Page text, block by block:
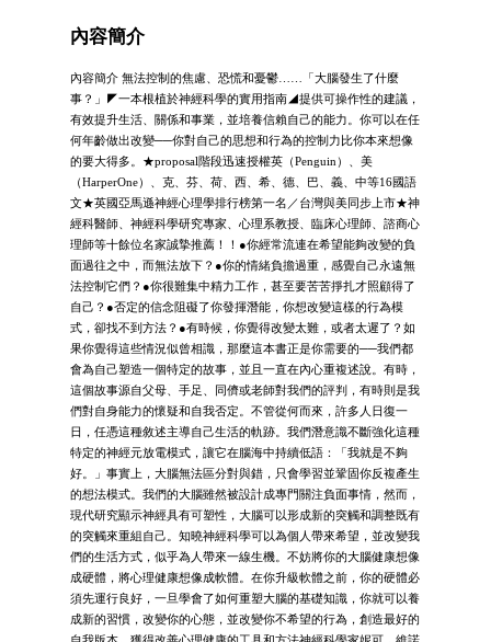
內容簡介
內容簡介 無法控制的焦慮、恐慌和憂鬱……「大腦發生了什麼
事？」◤一本根植於神經科學的實用指南◢提供可操作性的建議，
有效提升生活、關係和事業，並培養信賴自己的能力。你可以在任
何年齡做出改變──你對自己的思想和行為的控制力比你本來想像
的要大得多。★proposal階段迅速授權英（Penguin）、美
（HarperOne）、克、芬、荷、西、希、德、巴、義、中等16國語
文★英國亞馬遜神經心理學排行榜第一名／台灣與美同步上市★神
經科醫師、神經科學研究專家、心理系教授、臨床心理師、諮商心
理師等十餘位名家誠摯推薦！！●你經常流連在希望能夠改變的負
面過往之中，而無法放下？●你的情緒負擔過重，感覺自己永遠無
法控制它們？●你很難集中精力工作，甚至要苦苦掙扎才照顧得了
自己？●否定的信念阻礙了你發揮潛能，你想改變這樣的行為模
式，卻找不到方法？●有時候，你覺得改變太難，或者太遲了？如
果你覺得這些情況似曾相識，那麼這本書正是你需要的──我們都
會為自己塑造一個特定的故事，並且一直在內心重複述說。有時，
這個故事源自父母、手足、同儕或老師對我們的評判，有時則是我
們對自身能力的懷疑和自我否定。不管從何而來，許多人日復一
日，任憑這種敘述主導自己生活的軌跡。我們潛意識不斷強化這種
特定的神經元放電模式，讓它在腦海中持續低語：「我就是不夠
好。」事實上，大腦無法區分對與錯，只會學習並鞏固你反複產生
的想法模式。我們的大腦雖然被設計成專門關注負面事情，然而，
現代研究顯示神經具有可塑性，大腦可以形成新的突觸和調整既有
的突觸來重組自己。知曉神經科學可以為個人帶來希望，並改變我
們的生活方式，似乎為人帶來一線生機。不妨將你的大腦健康想像
成硬體，將心理健康想像成軟體。在你升級軟體之前，你的硬體必
須先運行良好，一旦學會了如何重塑大腦的基礎知識，你就可以養
成新的習慣，改變你的心態，並改變你不希望的行為，創造最好的